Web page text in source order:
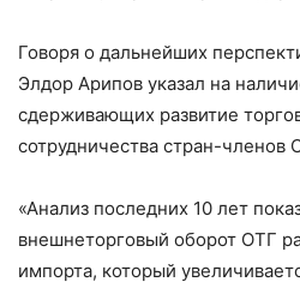
Говоря о дальнейших
Элдор Арипов указал на
сдерживающих развитие
сотрудничества стран-членов
«Анализ последних 10 лет
внешнеторговый оборот ОТГ
импорта, который